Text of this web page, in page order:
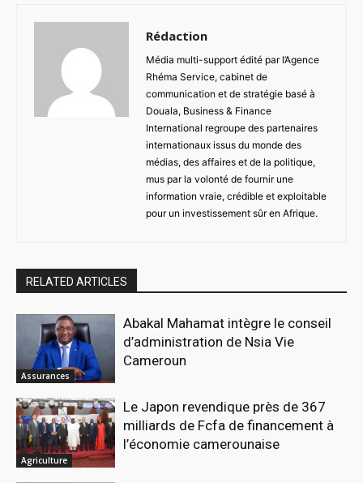
Rédaction
Média multi-support édité par l’Agence
Rhéma Service, cabinet de
communication et de stratégie basé à
Douala, Business & Finance
International regroupe des partenaires
internationaux issus du monde des
médias, des affaires et de la politique,
mus par la volonté de fournir une
information vraie, crédible et exploitable
pour un investissement sûr en Afrique.
RELATED ARTICLES
Assurances
Abakal Mahamat intègre le conseil
d’administration de Nsia Vie
Cameroun
Agriculture
Le Japon revendique près de 367
milliards de Fcfa de financement à
l’économie camerounaise